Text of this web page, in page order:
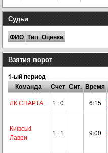
Судьи
ФИО Тип Оценка
Взятия ворот
1-ый период
Команда
Счет Сит. Время
ЛК СПАРТА 1 : 0 6:15
Київськi
Лаври
1 : 1 9:00